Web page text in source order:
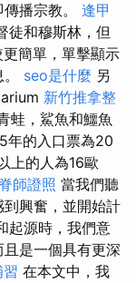
播宗教。 逢甲
徒和穆斯林，但
簡單，單擊顯示
seo是什麼 另
新竹推拿整
蛙，鯊魚和鱷魚
年的入口票為20
上的人為16歐
師證照 當我們聽
興奮，並開始計
起源時，我們意
是一個具有更深
在本文中，我